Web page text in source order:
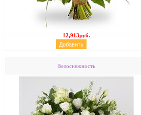
12,913руб.
Белоснежность